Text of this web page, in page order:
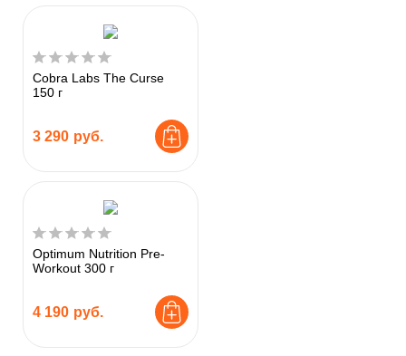
Cobra Labs The Curse
150 г
3 290 руб.
Optimum Nutrition Pre-
Workout 300 г
4 190 руб.